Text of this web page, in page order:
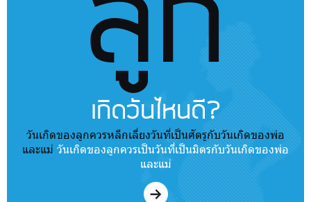
เกิดวันไหนดี?
วันเกิดของลูกควรหลีกเลี่ยงวันที่เป็นศัตรูกับวันเกิดของพ่อ
และแม่ วันเกิดของลูกควรเป็นวันที่เป็นมิตรกับวันเกิดของพ่อ
และแม่